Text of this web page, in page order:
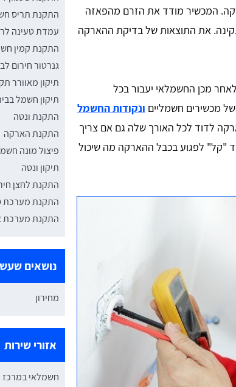
המכשיר מודד את הזרם מהפאזה
את התוצאות של בדיקת ההארקה
מכן החשמלאי יעבור בכל
מכשירים חשמליים ונקודות החשמל
לדוד לכל האורך שלה גם אם צריך
"קל" לפגוע בכבל ההארקה מה שיכול
התקנת תריס
עמדת טעינה
התקנת קמין
גנרטור חירום
תיקון מאוורר
תיקון חשמל
התקנת ונטה
התקנת הארקה
פיצול מונה
תיקון ונטה
התקנת לחצן
התקנת מערכת
התקנת מערכת
נושאים
מחירון
אזורי שירות
חשמלאי במרכז